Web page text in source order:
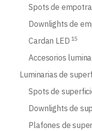
Spots de
Downlights de
Cardan LED 15
Accesorios
Luminarias de
Spots de
Downlights de
Plafones de